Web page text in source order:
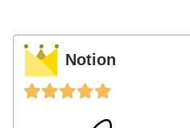
Notion